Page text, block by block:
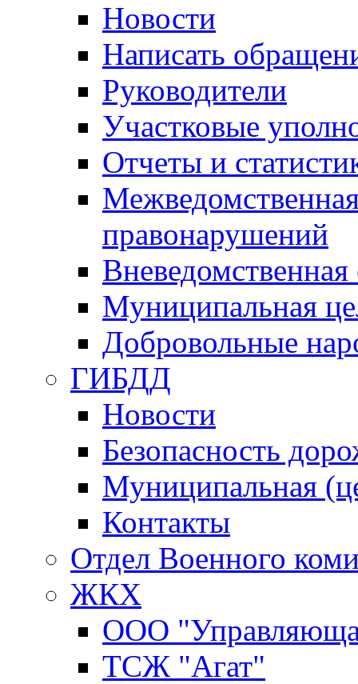
Новости
Написать
Руководители
Участковые
Отчеты и
правонарушений
Вневедомственная
Муниципальная
Добровольные
ГИБДД
Новости
Безопасность
Муниципальная
Контакты
Отдел Военного
ЖКХ
ООО
ТСЖ "Агат"